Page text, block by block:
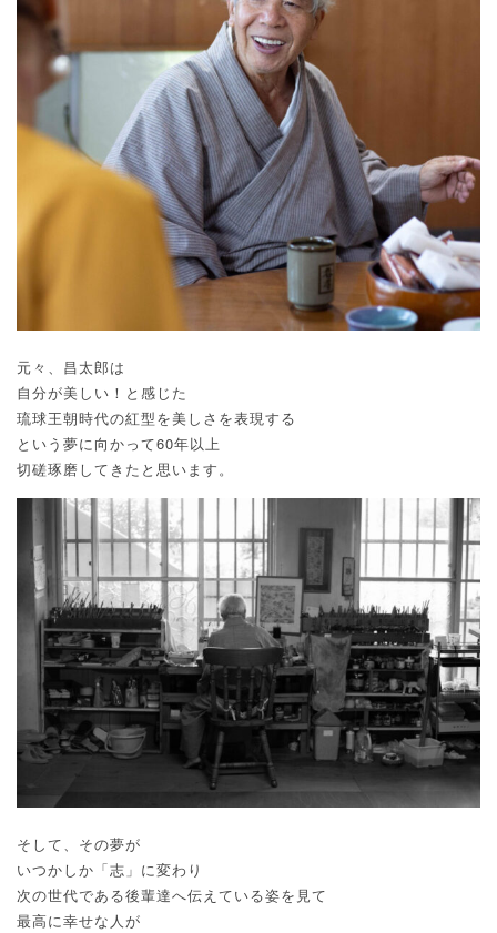
元々、昌太郎は
自分が美しい！と感じた
琉球王朝時代の紅型を美しさを表現する
という夢に向かって60年以上
切磋琢磨してきたと思います。
そして、その夢が
いつかしか「志」に変わり
次の世代である後輩達へ伝えている姿を見て
最高に幸せな人が